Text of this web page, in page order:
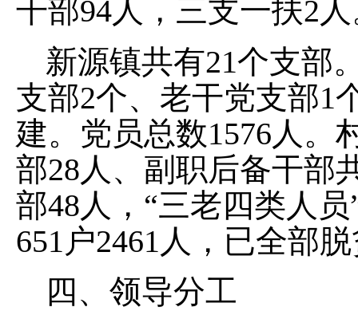
干部94人，三支一扶2
新源镇共有21个支部
支部2个、老干党支部1
建。党员总数1576人。
部28人、副职后备干部
部48人， “三老四类人员
651 户2461 人，已全部
四、领导分工